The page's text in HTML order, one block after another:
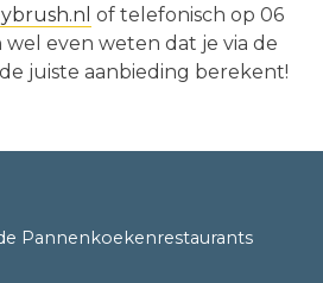
of telefonisch op 06
wel even weten dat je via de
juiste aanbieding berekent!
Pannenkoekenrestaurants